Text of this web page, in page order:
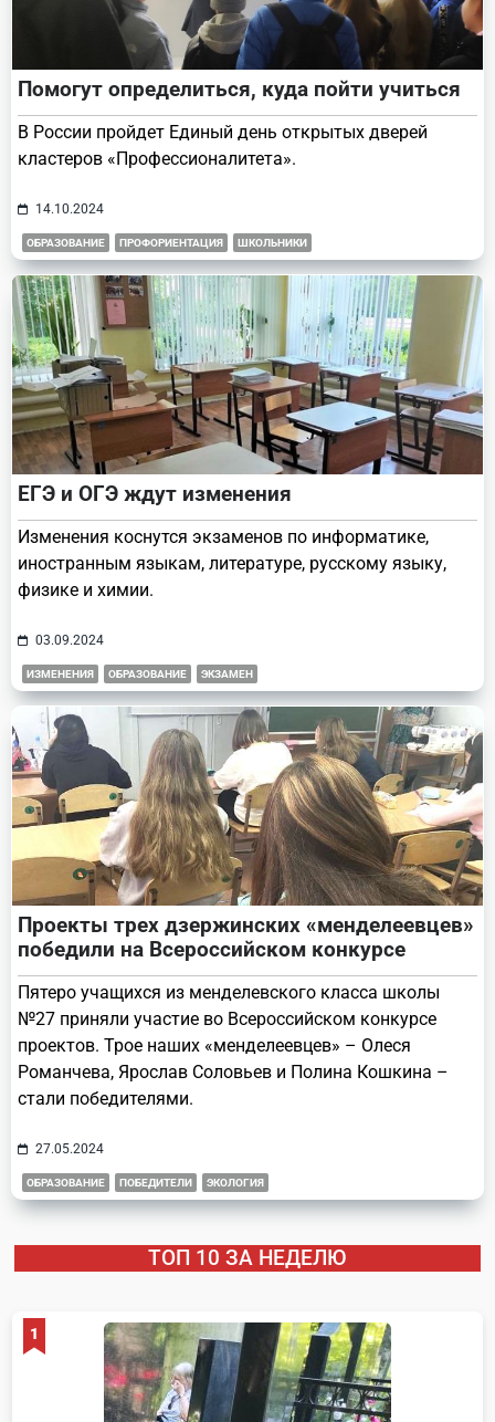
Помогут определиться, куда пойти учиться
В России пройдет Единый день открытых дверей
кластеров «Профессионалитета».
14.10.2024
ОБРАЗОВАНИЕ ПРОФОРИЕНТАЦИЯ ШКОЛЬНИКИ
ЕГЭ и ОГЭ ждут изменения
Изменения коснутся экзаменов по информатике,
иностранным языкам, литературе, русскому языку,
физике и химии.
03.09.2024
ИЗМЕНЕНИЯ ОБРАЗОВАНИЕ ЭКЗАМЕН
Проекты трех дзержинских «менделеевцев»
победили на Всероссийском конкурсе
Пятеро учащихся из менделевского класса школы
№27 приняли участие во Всероссийском конкурсе
проектов. Трое наших «менделеевцев» – Олеся
Романчева, Ярослав Соловьев и Полина Кошкина –
стали победителями.
27.05.2024
ОБРАЗОВАНИЕ ПОБЕДИТЕЛИ ЭКОЛОГИЯ
ТОП 10 ЗА НЕДЕЛЮ